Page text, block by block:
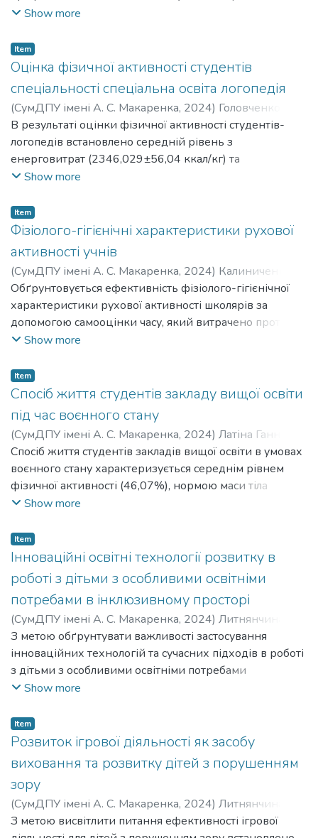
аналіз динаміки зміни показників функціонального
повсякденне дотримання медико-біологічних та
психолого-педагогічних аспектів фізичного виховання
покращує рівень функціональних можливостей
серцево-судинної і дихальної систем та фізичної
працездатності, що дозволяє цілеспрямовано
впливати на гармонійний розвиток учнів Сумського
міжрегіонального вищого професійного училища.
Show more
Item
Оцінка фізичної активності студентів
спеціальності спеціальна освіта логопедія
(СумДПУ імені А. С. Макаренка, 2024) Головченко
Олексій Іванович;Holovchenko Oleksii Ivanovych
В результаті оцінки фізичної активності студентів-
логопедів встановлено середній рівень з
енерговитрат (2346,029±56,04 ккал/кг) та
еквівалентну норму фізичного розвитку (86,36%).
Show more
Item
Фізіолого-гігієнічні характеристики рухової
активності учнів
(СумДПУ імені А. С. Макаренка, 2024) Калиниченко
Ірина Олександрівна;Kalynychenko Iryna Oleksandrivna
Обґрунтовується ефективність фізіолого-гігієнічної
характеристики рухової активності школярів за
допомогою самооцінки часу, який витрачено протягом
доби на різні категорії рухової активності і
Show more
Item
Спосіб життя студентів закладу вищої освіти
під час воєнного стану
(СумДПУ імені А. С. Макаренка, 2024) Латіна Ганна
Олександрівна;Latina Hanna Oleksandrivna
Спосіб життя студентів закладів вищої освіти в умовах
воєнного стану характеризується середнім рівнем
фізичної активності (46,07%), нормою маси тіла
(65,34%), тютюнопалінням у 10,67% та палінням
алкоголю у 69,1%; споживанням від 2 до 4 порцій
фруктів та овочів (69,71%).
Show more
Item
Інноваційні освітні технології розвитку в
роботі з дітьми з особливими освітніми
потребами в інклюзивному просторі
(СумДПУ імені А. С. Макаренка, 2024) Литнянчина
Людмила Володимирівна;Lytnianchyna Liudmyla
Volodymyrivna
З метою обґрунтувати важливості застосування
інноваційних технологій та сучасних підходів в роботі
з дітьми з особливими освітніми потребами
проведено аналіз та узагальнення даних науково-
мережі Інтернет.
Show more
Item
Розвиток ігрової діяльності як засобу
виховання та розвитку дітей з порушенням
зору
(СумДПУ імені А. С. Макаренка, 2024) Литнянчина
Людмила Володимирівна;Юр’єва Людмила
З метою висвітлити питання ефективності ігрової